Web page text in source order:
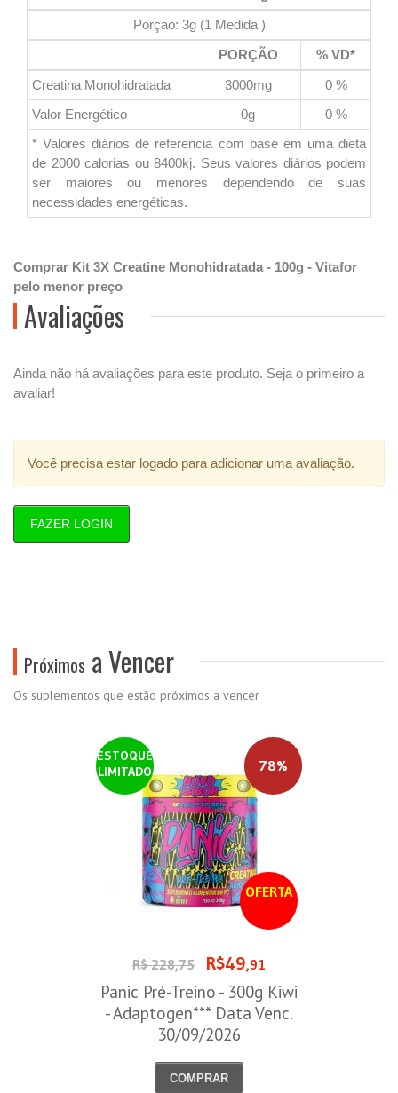
Porçao: 3g (1 Medida )
PORÇÃO
% VD*
Creatina Monohidratada
3000mg
0 %
Valor Energético
0g
0 %
* Valores diários de referencia com base em uma dieta
de 2000 calorias ou 8400kj. Seus valores diários podem
ser maiores ou menores dependendo de suas
necessidades energéticas.
Comprar Kit 3X Creatine Monohidratada - 100g - Vitafor
pelo menor preço
Avaliações
Ainda não há avaliações para este produto. Seja o primeiro a
avaliar!
Você precisa estar logado para adicionar uma avaliação.
FAZER LOGIN
Próximos a Vencer
Os suplementos que estão próximos a vencer
ESTOQUE
LIMITADO
OFERTA
78%
R$ 228,75 R$49,91
Panic Pré-Treino - 300g Kiwi
- Adaptogen*** Data Venc.
30/09/2026
COMPRAR